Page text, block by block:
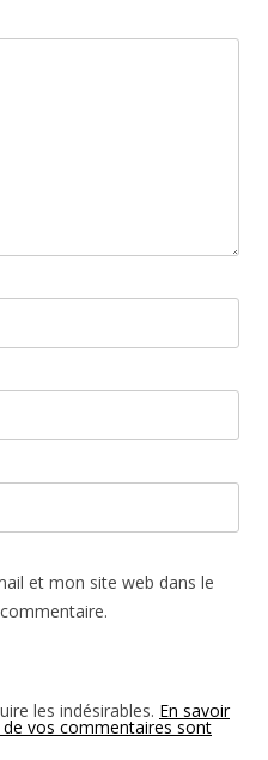
et mon site web dans le
les indésirables. En savoir
vos commentaires sont